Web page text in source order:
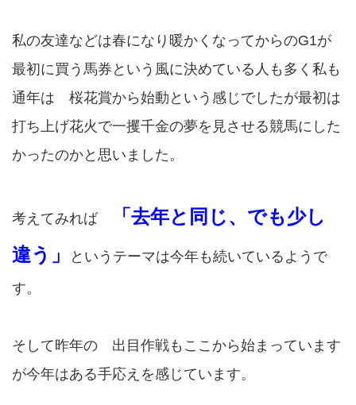
私の友達などは春になり暖かくなってからのG1が
最初に買う馬券という風に決めている人も多く私も
通年は 桜花賞から始動という感じでしたが最初は
打ち上げ花火で一攫千金の夢を見させる競馬にした
かったのかと思いました。
考えてみれば
「去年と同じ、でも少し
違う」
というテーマは今年も続いているようで
す。
そして昨年の 出目作戦もここから始まっています
が今年はある手応えを感じています。